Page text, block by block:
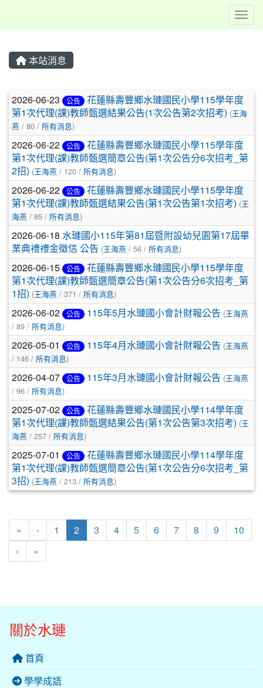
本站消息
文章列表
2026-06-23 公告
花蓮縣壽豐鄉水璉國民小學115學年度
第1次代理(課)教師甄選結果公告(1次公告第2次招考) (王海
燕 / 80 / 所有消息)
2026-06-22 公告
花蓮縣壽豐鄉水璉國民小學115學年度
第1次代理(課)教師甄選簡章公告(第1次公告分6次招考_第
2招) (王海燕 / 120 / 所有消息)
2026-06-22 公告
花蓮縣壽豐鄉水璉國民小學115學年度
第1次代理(課)教師甄選結果公告(第1次公告第1次招考) (王
海燕 / 85 / 所有消息)
2026-06-18 水璉國小115年第81屆暨附設幼兒園第17屆畢
業典禮禮金徵信 公告 (王海燕 / 56 / 所有消息)
2026-06-15 公告
花蓮縣壽豐鄉水璉國民小學115學年度
第1次代理(課)教師甄選簡章公告(第1次公告分6次招考_第
1招) (王海燕 / 371 / 所有消息)
2026-06-02 公告 115年5月水璉國小會計財報公告 (王海燕
/ 89 / 所有消息)
2026-05-01 公告 115年4月水璉國小會計財報公告 (王海燕
/ 146 / 所有消息)
2026-04-07 公告 115年3月水璉國小會計財報公告 (王海燕
/ 96 / 所有消息)
2025-07-02 公告
花蓮縣壽豐鄉水璉國民小學114學年度
第1次代理(課)教師甄選結果公告(第1次公告第3次招考) (王
海燕 / 257 / 所有消息)
2025-07-01 公告
花蓮縣壽豐鄉水璉國民小學114學年度
第1次代理(課)教師甄選簡章公告(第1次公告分6次招考_第
3招) (王海燕 / 213 / 所有消息)
« 第一頁
‹ 上一頁
1 2(目前頁次)
3 4 5 6 7 8 9
10
› 下一頁
»
關於水璉
首頁
學學成語